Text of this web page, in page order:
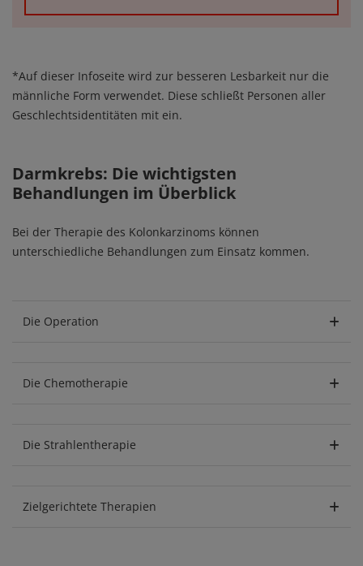
*Auf dieser Infoseite wird zur besseren Lesbarkeit nur die
männliche Form verwendet. Diese schließt Personen aller
Geschlechtsidentitäten mit ein.
Darmkrebs: Die wichtigsten
Behandlungen im Überblick
Bei der Therapie des Kolonkarzinoms können
unterschiedliche Behandlungen zum Einsatz kommen.
Die Operation
Die Chemotherapie
Die Strahlentherapie
Zielgerichtete Therapien